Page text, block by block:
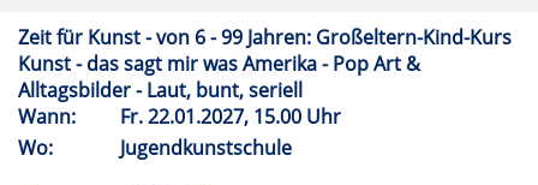
Zeit für Kunst - von 6 - 99 Jahren: Großeltern-Kind-Kurs
Kunst - das sagt mir was Amerika - Pop Art &
Alltagsbilder - Laut, bunt, seriell
Wann:
Fr.22.01.2027, 15.00 Uhr
Wo:
Jugendkunstschule